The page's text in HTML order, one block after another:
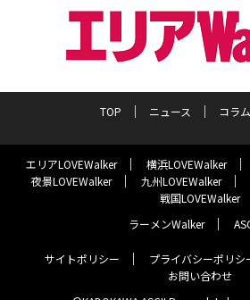
TOP ニュース コラム
エリアLOVEWalker 横浜LOVEWalker
夜景LOVEWalker
九州LOVEWalker
戦国LOVEWalker
ラーメンWalker
サイトポリシー プライバシーポリシ
お問い合わせ